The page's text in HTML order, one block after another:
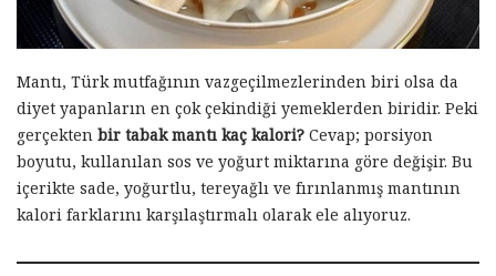
Mantı, Türk mutfağının vazgeçilmezlerinden biri olsa da
diyet yapanların en çok çekindiği yemeklerden biridir. Peki
gerçekten bir tabak mantı kaç kalori? Cevap; porsiyon
boyutu, kullanılan sos ve yoğurt miktarına göre değişir. Bu
içerikte sade, yoğurtlu, tereyağlı ve fırınlanmış mantının
kalori farklarını karşılaştırmalı olarak ele alıyoruz.